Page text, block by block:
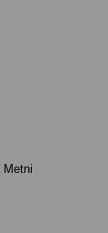
Metni